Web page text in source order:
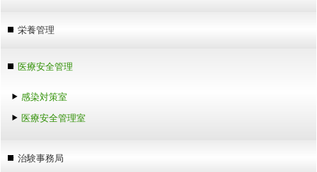
栄養管理
医療安全管理
感染対策室
医療安全管理室
治験事務局